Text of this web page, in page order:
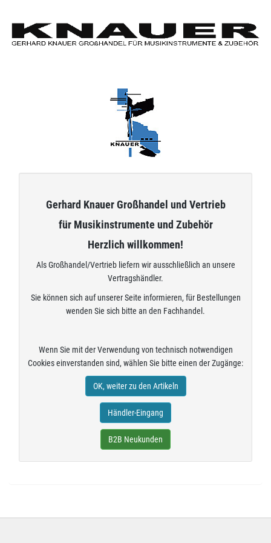
springen
Gerhard Knauer Großhandel und Vertrieb
für Musikinstrumente und Zubehör
Herzlich willkommen!
Als Großhandel/Vertrieb liefern wir ausschließlich an unsere
Vertragshändler.
Sie können sich auf unserer Seite informieren, für Bestellungen
wenden Sie sich bitte an den Fachhandel.
Wenn Sie mit der Verwendung von technisch notwendigen
Cookies einverstanden sind, wählen Sie bitte einen der Zugänge:
OK, weiter zu den Artikeln
Händler-Eingang
B2B Neukunden